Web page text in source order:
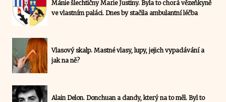
Mánie šlechtičny Marie Justiny. Byla to chorá vězeňkyně
ve vlastním paláci. Dnes by stačila ambulantní léčba
Vlasový skalp. Mastné vlasy, lupy, jejich vypadávání a
jak na ně?
Alain Delon. Donchuan a dandy, který na to měl. Byl to